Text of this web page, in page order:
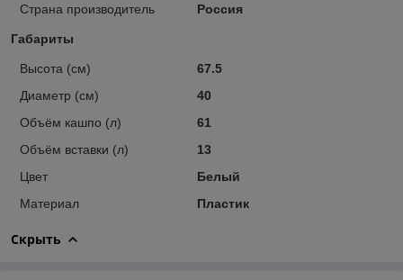
Страна производитель
Россия
Габариты
Высота (см)
67.5
Диаметр (см)
40
Объём кашпо (л)
61
Объём вставки (л)
13
Цвет
Белый
Материал
Пластик
Скрыть